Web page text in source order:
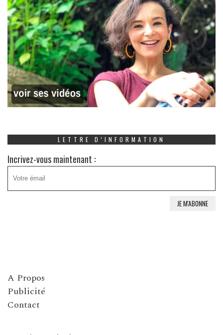
LETTRE D’INFORMATION
Incrivez-vous maintenant :
A Propos
Publicité
Contact